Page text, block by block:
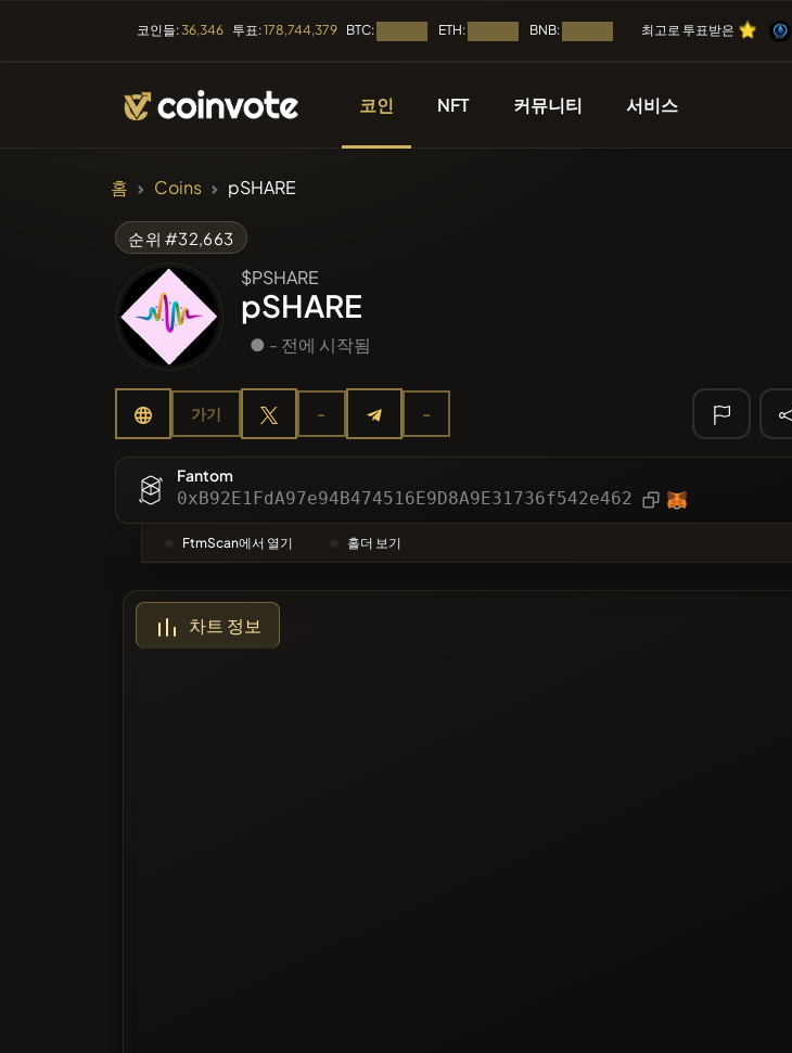
코인들:36,346 투표:178,744,379 BTC: ETH: BNB: 최고로 투표받은 ⭐
⭐
⭐
⭐
코인
카테고리
가장 많이 투표 받은
NFT 커뮤니티 서비스
ICO
기사
홈 Coins pSHARE
순위 #32,663
$PSHARE
pSHARE
● - 전에 시작됨
가기 - -
Fantom
0xB92E1FdA97e94B474516E9D8A9E31736f542e462
FtmScan에서 열기 홀더 보기
차트 정보